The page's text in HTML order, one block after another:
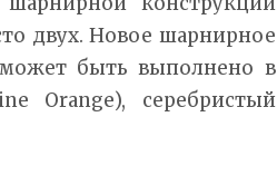
двух. Новое шарнирное
быть выполнено в
Orange), серебристый